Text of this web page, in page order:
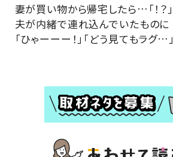
妻が買い物から帰宅したら…「！？」
夫が内緒で連れ込んでいたものに
「ひゃーーー！」「どう見てもラグ…」